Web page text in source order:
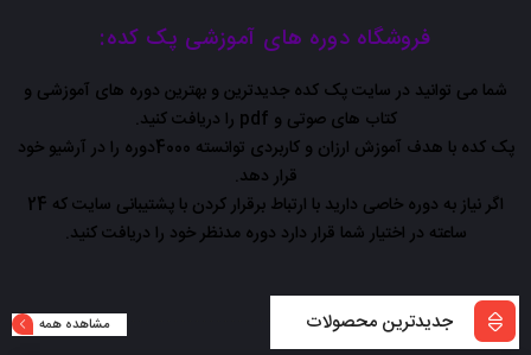
فروشگاه دوره های آموزشی پک کده:
شما می توانید در سایت پک کده جدیدترین و بهترین دوره های آموزشی و
کتاب های صوتی و pdf را دریافت کنید.
پک کده با هدف آموزش ارزان و کاربردی توانسته 4000دوره را در آرشیو خود
قرار دهد.
اگر نیاز به دوره خاصی دارید با ارتباط برقرار کردن با پشتیبانی سایت که 24
ساعته در اختیار شما قرار دارد دوره مدنظر خود را دریافت کنید.
جدیدترین محصولات مشاهده همه